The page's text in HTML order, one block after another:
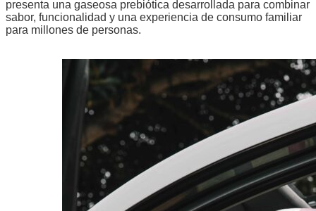
presenta una gaseosa prebiótica desarrollada para combinar
sabor, funcionalidad y una experiencia de consumo familiar
para millones de personas.